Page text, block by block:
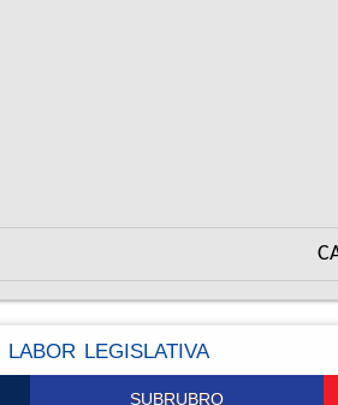
LEGISLATIVA
SUBRUBRO